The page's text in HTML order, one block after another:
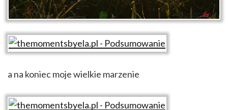
a na koniec moje wielkie marzenie